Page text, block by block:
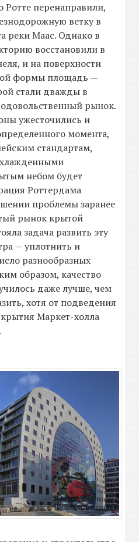
Ротте перенаправили,
ветку в
реки Маас. Однако в
восстановили в
и на поверхности
формы площадь —
стали дважды в
рынок.
ужесточились и
момента,
стандартам,
небом будет
Роттердама
проблемы заранее
рынок крытой
задача развить эту
— уплотнить и
разнообразных
образом, качество
даже лучше, чем
хотя от подведения
Маркет-холла